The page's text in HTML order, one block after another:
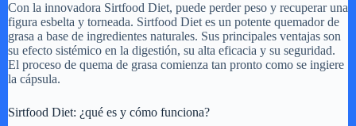
Con la innovadora Sirtfood Diet, puede perder peso y recuperar una
figura esbelta y torneada. Sirtfood Diet es un potente quemador de
grasa a base de ingredientes naturales. Sus principales ventajas son
su efecto sistémico en la digestión, su alta eficacia y su seguridad.
El proceso de quema de grasa comienza tan pronto como se ingiere
la cápsula.
Sirtfood Diet: ¿qué es y cómo funciona?